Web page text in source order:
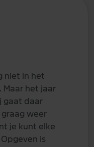
niet in het
Maar het jaar
gaat daar
graag weer
je kunt elke
is